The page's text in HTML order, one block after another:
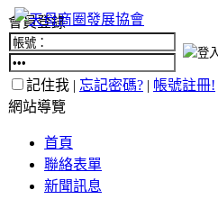
會員登錄
記住我 | 忘記密碼? | 帳號註冊!
網站導覽
首頁
聯絡表單
新聞訊息